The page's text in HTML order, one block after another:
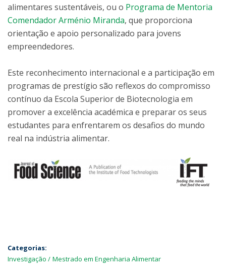
alimentares sustentáveis, ou o Programa de Mentoria
Comendador Arménio Miranda, que proporciona
orientação e apoio personalizado para jovens
empreendedores.
Este reconhecimento internacional e a participação em
programas de prestígio são reflexos do compromisso
contínuo da Escola Superior de Biotecnologia em
promover a excelência académica e preparar os seus
estudantes para enfrentarem os desafios do mundo
real na indústria alimentar.
Categorias:
Investigação
Mestrado em Engenharia Alimentar